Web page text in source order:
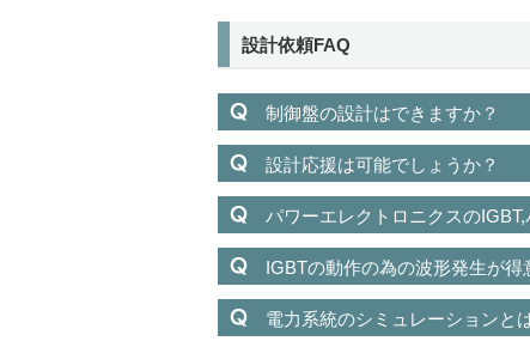
設計依頼FAQ
制御盤の設計はできますか？
設計応援は可能でしょうか？
パワーエレクトロニクスの
IGBTの動作の為の波形発生が
電力系統のシミュレーションと